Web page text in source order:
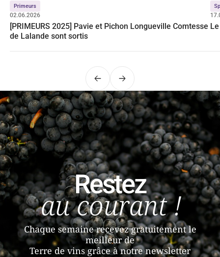
Primeurs
02.06.2026
[PRIMEURS 2025] Pavie et Pichon Longueville Comtesse
de Lalande sont sortis
PrécédentSuivant
Restez
au courant !
Chaque semaine recevez gratuitement le
meilleur de
Terre de vins grâce à notre newsletter